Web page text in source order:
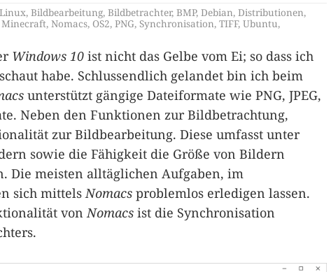
, Bildbearbeitung, Bildbetrachter, BMP, Debian, Distributionen,
Minecraft, Nomacs, OS2, PNG, Synchronisation, TIFF, Ubuntu,
Windows 10 ist nicht das Gelbe vom Ei; so dass ich
habe. Schlussendlich gelandet bin ich beim
unterstützt gängige Dateiformate wie PNG, JPEG,
Neben den Funktionen zur Bildbetrachtung,
zur Bildbearbeitung. Diese umfasst unter
sowie die Fähigkeit die Größe von Bildern
Die meisten alltäglichen Aufgaben, im
sich mittelsNomacs problemlos erledigen lassen.
vonNomacs ist die Synchronisation